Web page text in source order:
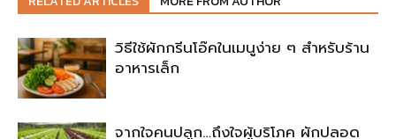
วิธีใช้ผักกรีนโอ๊คในเมนูง่าย ๆ สำหรับร้าน
อาหารเล็ก
จากใจคนปลูก…ถึงใจผู้บริโภค ผักปลอด